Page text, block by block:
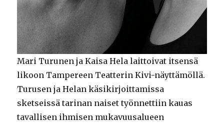
Mari Turunen ja Kaisa Hela laittoivat itsensä
likoon Tampereen Teatterin Kivi-näyttämöllä.
Turusen ja Helan käsikirjoittamissa
sketseissä tarinan naiset työnnettiin kauas
tavallisen ihmisen mukavuusalueen